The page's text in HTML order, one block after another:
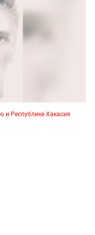
Республике Хакасия